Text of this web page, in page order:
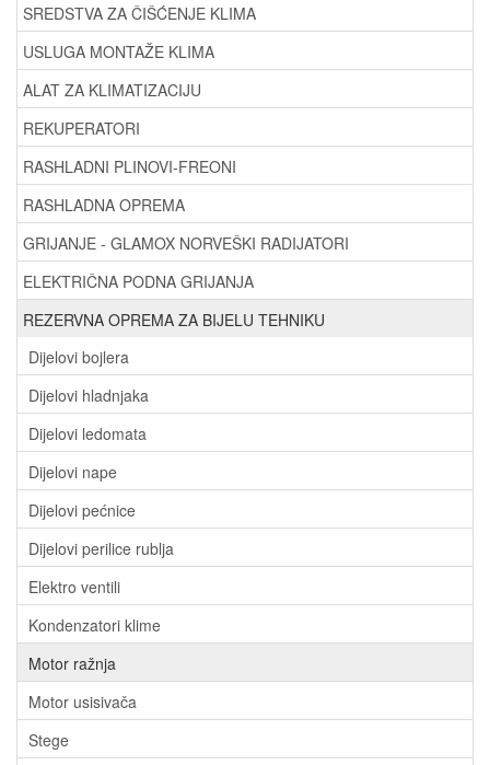
SREDSTVA ZA ČIŠĆENJE KLIMA
USLUGA MONTAŽE KLIMA
ALAT ZA KLIMATIZACIJU
REKUPERATORI
RASHLADNI PLINOVI-FREONI
RASHLADNA OPREMA
GRIJANJE - GLAMOX NORVEŠKI RADIJATORI
ELEKTRIČNA PODNA GRIJANJA
REZERVNA OPREMA ZA BIJELU TEHNIKU
Dijelovi bojlera
Dijelovi hladnjaka
Dijelovi ledomata
Dijelovi nape
Dijelovi pećnice
Dijelovi perilice rublja
Elektro ventili
Kondenzatori klime
Motor ražnja
Motor usisivača
Stege